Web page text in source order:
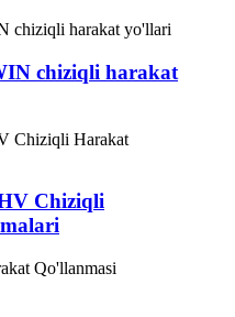
chiziqli harakat
Chiziqli